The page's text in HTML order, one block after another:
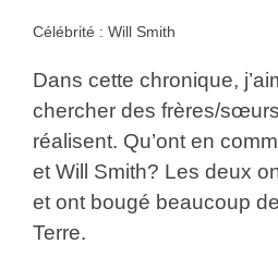
Célébrité : Will Smith
Dans cette chronique,
chercher des frères/
réalisent. Qu’ont en
et Will Smith? Les deux
et ont bougé beaucoup
Terre.